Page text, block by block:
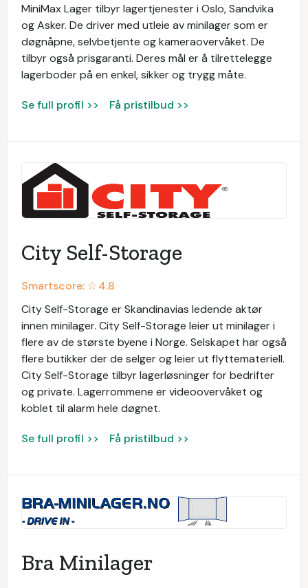
MiniMax Lager tilbyr lagertjenester i Oslo, Sandvika
og Asker. De driver med utleie av minilager som er
døgnåpne, selvbetjente og kameraovervåket. De
tilbyr også prisgaranti. Deres mål er å tilrettelegge
lagerboder på en enkel, sikker og trygg måte.
Se full profil >> Få pristilbud >>
City Self-Storage
Smartscore: ☆4.8
City Self-Storage er Skandinavias ledende aktør
innen minilager. City Self-Storage leier ut minilager i
flere av de største byene i Norge. Selskapet har også
flere butikker der de selger og leier ut flyttemateriell.
City Self-Storage tilbyr lagerløsninger for bedrifter
og private. Lagerrommene er videoovervåket og
koblet til alarm hele døgnet.
Se full profil >> Få pristilbud >>
Bra Minilager